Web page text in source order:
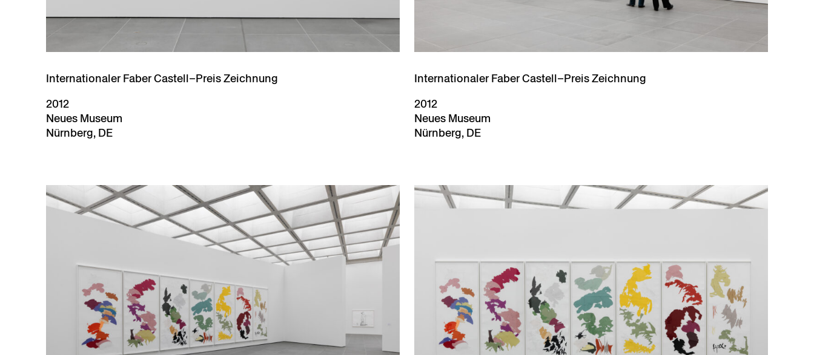
Internationaler Faber Castell–Preis Zeichnung
2012
Neues Museum
Nürnberg, DE
Internationaler Faber Castell–Preis Zeichnung
2012
Neues Museum
Nürnberg, DE